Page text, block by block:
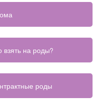
взять на роды?
роды